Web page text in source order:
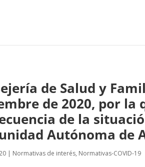
de Salud y
de 2020, por la
de la
Autónoma de
| Normativas de interés, Normativas-COVID-19